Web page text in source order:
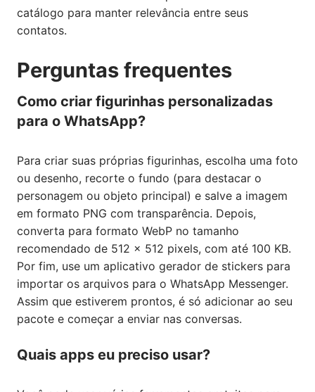
catálogo para manter relevância entre seus
contatos.
Perguntas frequentes
Como criar figurinhas personalizadas
para o WhatsApp?
Para criar suas próprias figurinhas, escolha uma foto
ou desenho, recorte o fundo (para destacar o
personagem ou objeto principal) e salve a imagem
em formato PNG com transparência. Depois,
converta para formato WebP no tamanho
recomendado de 512 × 512 pixels, com até 100 KB.
Por fim, use um aplicativo gerador de stickers para
importar os arquivos para o WhatsApp Messenger.
Assim que estiverem prontos, é só adicionar ao seu
pacote e começar a enviar nas conversas.
Quais apps eu preciso usar?